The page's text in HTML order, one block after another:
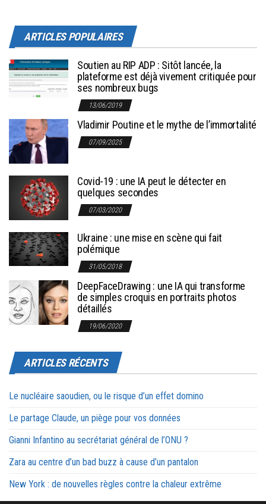
ARTICLES POPULAIRES
Soutien au RIP ADP : Sitôt lancée, la
plateforme est déjà vivement critiquée pour
ses nombreux bugs
13/06/2019
Vladimir Poutine et le mythe de l’immortalité
07/09/2025
Covid-19 : une IA peut le détecter en
quelques secondes
07/03/2020
Ukraine : une mise en scène qui fait
polémique
31/05/2018
DeepFaceDrawing : une IA qui transforme
de simples croquis en portraits photos
détaillés
19/06/2020
ARTICLES RÉCENTS
Le nucléaire saoudien, ou le risque d’un effet domino
Le partage Claude, un piège pour vos données
Gianni Infantino au secrétariat général de l’ONU ?
Zara au centre d’un bad buzz à cause d’un pantalon
New York : de nouvelles règles contre la chaleur extrême